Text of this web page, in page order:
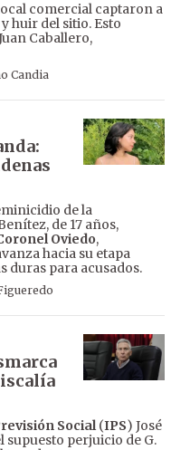
comercial captaron a
huir del sitio. Esto
Caballero,
Candia
de la
de 17 años,
Oviedo,
hacia su etapa
duras para acusados.
Social(IPS) José
supuesto perjuicio de G.